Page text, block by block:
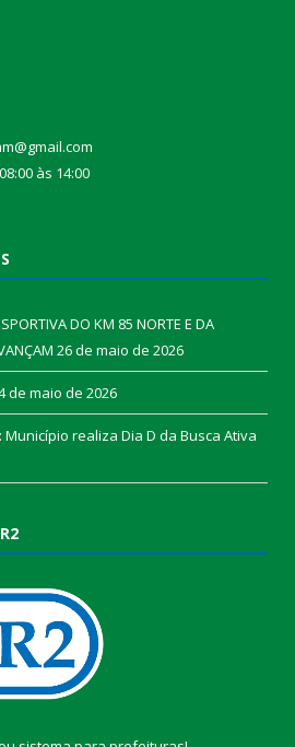
às 14:00
DO KM 85 NORTE E DA
26 de maio de 2026
de maio de 2026
realiza Dia D da Busca Ativa